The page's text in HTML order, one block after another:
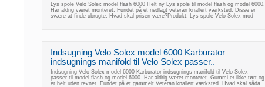
Lys spole Velo Solex model flash 6000 Helt ny Lys spole til model flash og model 6000.
Har aldrig været monteret. Fundet på et nedlagt veteran knallert værksted. Disse er
svære at finde ubrugte. Hvad skal prisen være?Produkt: Lys spole Velo Solex mod
Indsugning Velo Solex model 6000 Karburator
indsugnings manifold til Velo Solex passer..
Indsugning Velo Solex model 6000 Karburator indsugnings manifold til Velo Solex
passer til model flash og model 6000. Har aldrig været monteret. Gummi er ikke tørt og
er helt uden revner. Fundet på et gammelt Veteran knallert værksted. Hvad skal såda